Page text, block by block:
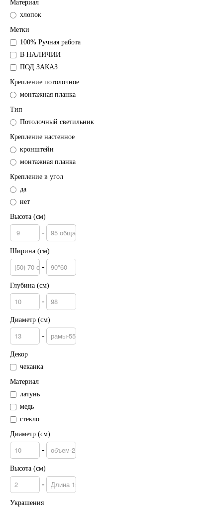
Материал
хлопок
Метки
100% Ручная работа
В НАЛИЧИИ
ПОД ЗАКАЗ
Крепление потолочное
монтажная планка
Тип
Потолочный светильник
Крепление настенное
кронштейн
монтажная планка
Крепление в угол
да
нет
Высота (см)
-
Ширина (см)
-
Глубина (см)
-
Диаметр (см)
-
Декор
чеканка
Материал
латунь
медь
стекло
Диаметр (см)
-
Высота (см)
-
Украшения